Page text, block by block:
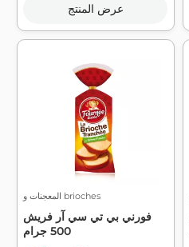
عرض المنتج
المعجنات و brioches
فورني بي تي سي آر فريش
500 جرام